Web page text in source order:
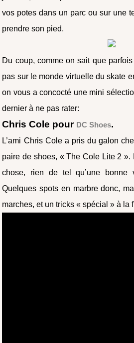
vos potes dans un parc ou sur une
prendre son pied.
Du coup, comme on sait que
pas sur le monde virtuelle du skate
on vous a concocté une mini
dernier à ne pas rater:
Chris Cole pour DC Shoes.
L’ami Chris Cole a pris du galon
paire de shoes, « The Cole Lite 2 ».
chose, rien de tel qu’une
Quelques spots en marbre donc,
marches, et un tricks « spécial » à la